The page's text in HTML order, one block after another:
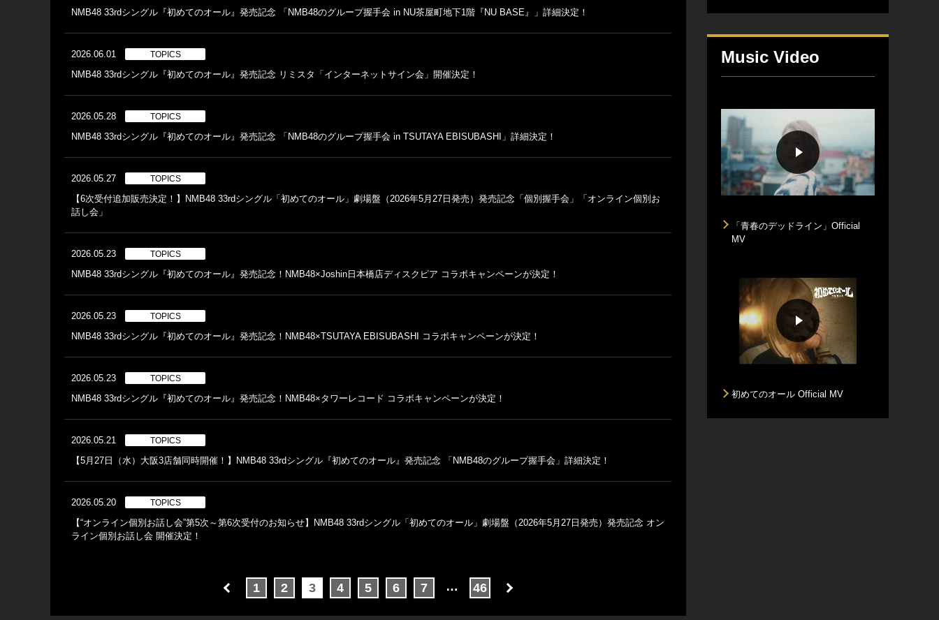
NMB48 33rdシングル『初めてのオール』発売記念 「NMB48のグループ握手会 in NU茶屋町地下1階『NU BASE』」詳細決定！
2026.06.01 TOPICS
NMB48 33rdシングル『初めてのオール』発売記念 リミスタ「インターネットサイン会」開催決定！
2026.05.28 TOPICS
NMB48 33rdシングル『初めてのオール』発売記念 「NMB48のグループ握手会 in TSUTAYA EBISUBASHI」詳細決定！
2026.05.27 TOPICS
【6次受付追加販売決定！】NMB48 33rdシングル「初めてのオール」劇場盤（2026年5月27日発売）発売記念「個別握手会」「オンライン個別お
話し会」
2026.05.23 TOPICS
NMB48 33rdシングル『初めてのオール』発売記念！NMB48×Joshin日本橋店ディスクピア コラボキャンペーンが決定！
2026.05.23 TOPICS
NMB48 33rdシングル『初めてのオール』発売記念！NMB48×TSUTAYA EBISUBASHI コラボキャンペーンが決定！
2026.05.23 TOPICS
NMB48 33rdシングル『初めてのオール』発売記念！NMB48×タワーレコード コラボキャンペーンが決定！
2026.05.21 TOPICS
【5月27日（水）大阪3店舗同時開催！】NMB48 33rdシングル『初めてのオール』発売記念 「NMB48のグループ握手会」詳細決定！
2026.05.20 TOPICS
【“オンライン個別お話し会”第5次～第6次受付のお知らせ】NMB48 33rdシングル「初めてのオール」劇場盤（2026年5月27日発売）発売記念 オン
ライン個別お話し会 開催決定！
1 2 3 4 5 6 7 … 46
Music Video
「青春のデッドライン」Official
MV
初めてのオール Official MV